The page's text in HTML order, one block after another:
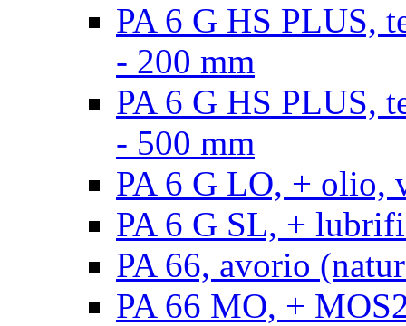
PA 6 G HS PLUS,
- 200 mm
PA 6 G HS PLUS,
- 500 mm
PA 6 G LO, + olio,
PA 6 G SL, +
PA 66, avorio
PA 66 MO, +